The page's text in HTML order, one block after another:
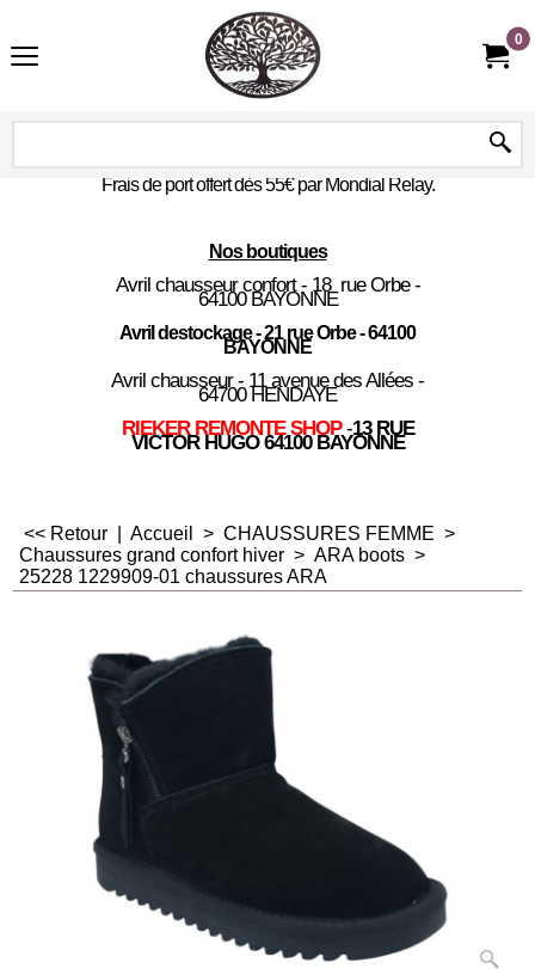
0
Frais de port offert dès 55€ par Mondial Relay.
Nos boutiques
Avril chausseur confort - 18 rue Orbe -
64100 BAYONNE
Avril destockage - 21 rue Orbe - 64100
BAYONNE
Avril chausseur - 11 avenue des Allées -
64700 HENDAYE
RIEKER REMONTE SHOP -13 RUE
VICTOR HUGO 64100 BAYONNE
<< Retour Accueil > CHAUSSURES FEMME >
Chaussures grand confort hiver > ARA boots >
25228 1229909-01 chaussures ARA